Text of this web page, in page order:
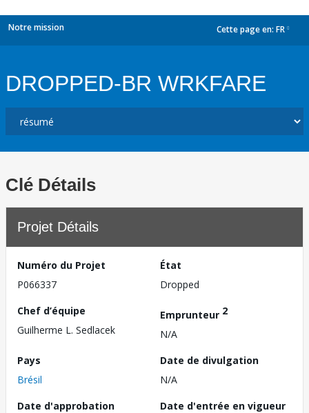
Notre mission Cette page en: FR
DROPPED-BR WRKFARE
Clé Détails
Projet Détails
Numéro du Projet
P066337
État
Dropped
Chef d’équipe
Guilherme L. Sedlacek
Emprunteur 2
N/A
Pays
Brésil
Date de divulgation
N/A
Date d'approbation
Date d'entrée en vigueur